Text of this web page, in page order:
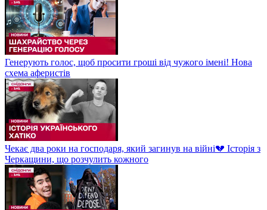
Генерують голос, щоб просити гроші від чужого імені! Нова
схема аферистів
Чекає два роки на господаря, який загинув на війні💔 Історія з
Черкащини, що розчулить кожного